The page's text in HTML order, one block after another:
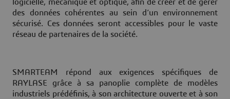
logicielle, mécanique et optique, afin de créer et de gérer
des données cohérentes au sein d’un environnement
sécurisé. Ces données seront accessibles pour le vaste
réseau de partenaires de la société.
SMARTEAM répond aux exigences spécifiques de
RAYLASE grâce à sa panoplie complète de modèles
industriels prédéfinis, à son architecture ouverte et à son